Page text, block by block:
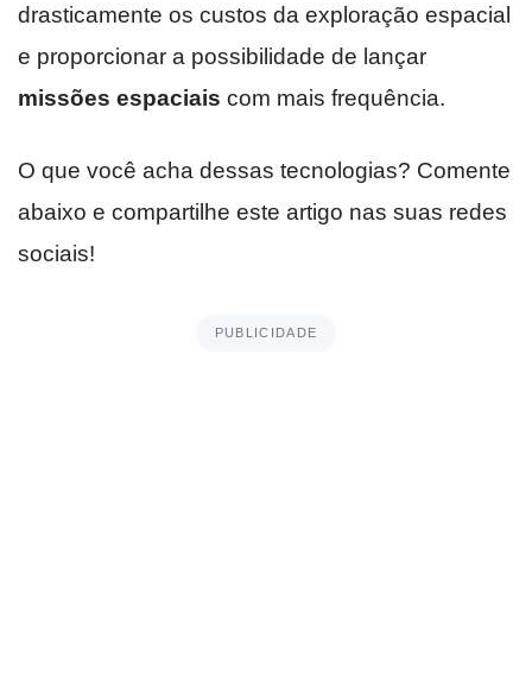
drasticamente os custos da exploração espacial
e proporcionar a possibilidade de lançar
missões espaciais com mais frequência.
O que você acha dessas tecnologias? Comente
abaixo e compartilhe este artigo nas suas redes
sociais!
PUBLICIDADE